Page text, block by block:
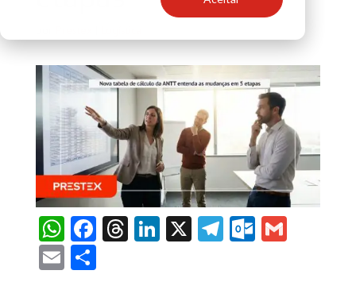
WhatsApp
Facebook
Threads
LinkedIn
X TelegramGmail
EmailShare